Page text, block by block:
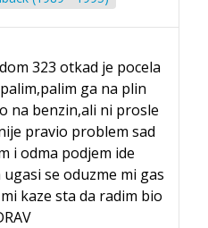
323 otkad je pocela
ga na plin
na benzin,ali ni prosle
pravio problem sad
i odma podjem ide
se oduzme mi gas
kaze sta da radim bio